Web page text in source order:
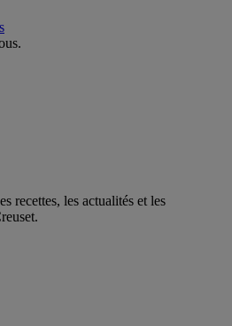
recettes, les actualités et les